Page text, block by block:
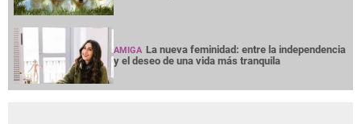
AMIGA La nueva feminidad: entre la independencia
y el deseo de una vida más tranquila